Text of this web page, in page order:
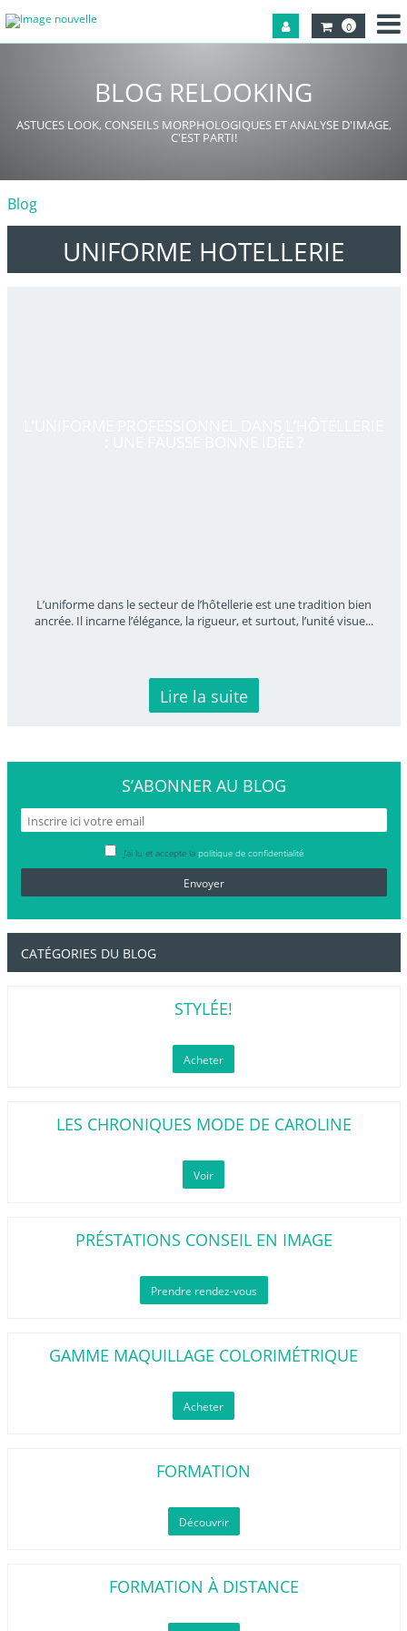
0
BLOG RELOOKING
ASTUCES LOOK, CONSEILS MORPHOLOGIQUES ET ANALYSE D'IMAGE,
C'EST PARTI!
Blog
UNIFORME HOTELLERIE
L’uniforme dans le secteur de l’hôtellerie est une tradition bien
ancrée. Il incarne l’élégance, la rigueur, et surtout, l’unité visue...
Lire la suite
S’ABONNER AU BLOG
J’ai lu et accepte la politique de confidentialité
CATÉGORIES DU BLOG
STYLÉE!
Acheter
LES CHRONIQUES MODE DE CAROLINE
Voir
PRÉSTATIONS CONSEIL EN IMAGE
Prendre rendez-vous
GAMME MAQUILLAGE COLORIMÉTRIQUE
Acheter
FORMATION
Découvrir
FORMATION À DISTANCE